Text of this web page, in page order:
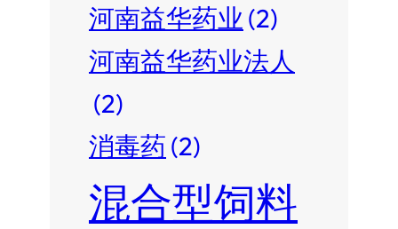
河南益华药业 (2)
河南益华药业法人
(2)
消毒药(2)
混合型饲料